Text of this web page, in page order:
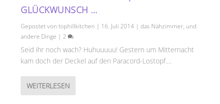
GLÜCKWUNSCH …
Gepostet vontophillkitchen | 16. Juli 2014 |das Nähzimmer, und
andere Dinge |2
Seid ihr noch wach? Huhuuuuu! Gestern um Mitternacht
kam doch der Deckel auf den Paracord-Lostopf....
WEITERLESEN